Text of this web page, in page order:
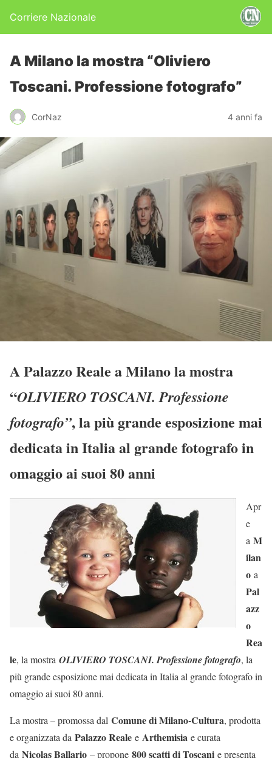
Corriere Nazionale
A Milano la mostra “Oliviero
Toscani. Professione fotografo”
CorNaz 4 anni fa
A Palazzo Reale a Milano la mostra
“OLIVIERO TOSCANI. Professione
fotografo”, la più grande esposizione mai
dedicata in Italia al grande fotografo in
omaggio ai suoi 80 anni
Apr
e
a M
ilan
o a
Pal
azz
o
Rea
le, la mostra OLIVIERO TOSCANI. Professione fotografo, la
più grande esposizione mai dedicata in Italia al grande fotografo in
omaggio ai suoi 80 anni.
La mostra – promossa dal Comune di Milano-Cultura, prodotta
e organizzata da Palazzo Reale e Arthemisia e curata
da Nicolas Ballario – propone 800 scatti di Toscani e presenta